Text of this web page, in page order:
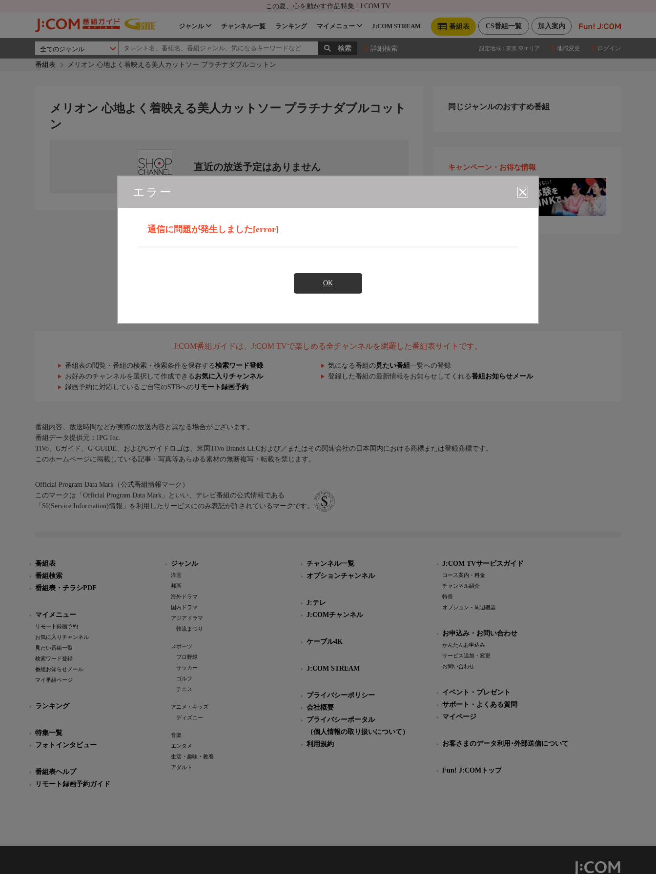
この夏、心を動かす作品特集 | J:COM TV
加入案内
CS番組一覧
番組表
ジャンル チャンネル一覧 ランキング マイメニュー J:COM STREAM
詳細検索 設定地域： 東京 東エリア 地域変更 ログイン
番組表 メリオン 心地よく着映える美人カットソー プラチナダブルコットン
エラー
通信に問題が発生しました[error]
OK
メリオン 心地よく着映える美人カットソー プラチナダブルコット
ン
直近の放送予定はありません
同じジャンルのおすすめ番組
キャンペーン・お得な情報
J:COM番組ガイドは、J:COM TVで楽しめる全チャンネルを網羅した番組表サイトです。
番組表の閲覧・番組の検索・検索条件を保存する検索ワード登録 気になる番組の 見たい番組 一覧への登録
お好みのチャンネルを選択して作成できる お気に入りチャンネル 登録した番組の最新情報をお知らせしてくれる番組お知らせメール
録画予約に対応しているご自宅のSTBへの リモート録画予約
番組内容、放送時間などが実際の放送内容と異なる場合がございます。
番組データ提供元：IPG Inc.
TiVo、Gガイド、G-GUIDE、およびGガイドロゴは、米国TiVo Brands LLCおよび／またはその関連会社の日本国内における商標または登録商標です。
このホームページに掲載している記事・写真等あらゆる素材の無断複写・転載を禁じます。
Official Program Data Mark（公式番組情報マーク）
このマークは「Official Program Data Mark」といい、テレビ番組の公式情報である
「SI(Service Information)情報」を利用したサービスにのみ表記が許されているマークです。
番組表
番組検索
番組表・チラシPDF
マイメニュー
リモート録画予約
お気に入りチャンネル
見たい番組一覧
検索ワード登録
番組お知らせメール
マイ番組ページ
ランキング
特集一覧
フォトインタビュー
番組表ヘルプ
リモート録画予約ガイド
ジャンル
洋画
邦画
海外ドラマ
国内ドラマ
アジアドラマ
韓流まつり
スポーツ
プロ野球
サッカー
ゴルフ
テニス
アニメ・キッズ
ディズニー
音楽
エンタメ
生活・趣味・教養
アダルト
チャンネル一覧
オプションチャンネル
J:テレ
J:COMチャンネル
ケーブル4K
J:COM STREAM
プライバシーポリシー
会社概要
プライバシーポータル
（個人情報の取り扱いについて）
利用規約
J:COM TVサービスガイド
コース案内・料金
チャンネル紹介
特長
オプション・周辺機器
お申込み・お問い合わせ
かんたんお申込み
サービス追加・変更
お問い合わせ
イベント・プレゼント
サポート・よくある質問
マイページ
お客さまのデータ利用･外部送信について
Fun! J:COMトップ